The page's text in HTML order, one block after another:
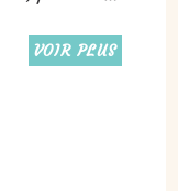
VOIR PLUS